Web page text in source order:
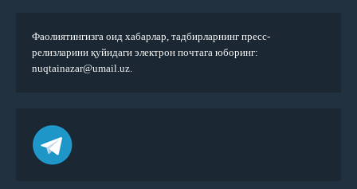
Фаолиятингизга оид хабарлар, тадбирларнинг пресс-
релизларини қуйидаги электрон почтага юборинг:
nuqtainazar@umail.uz.